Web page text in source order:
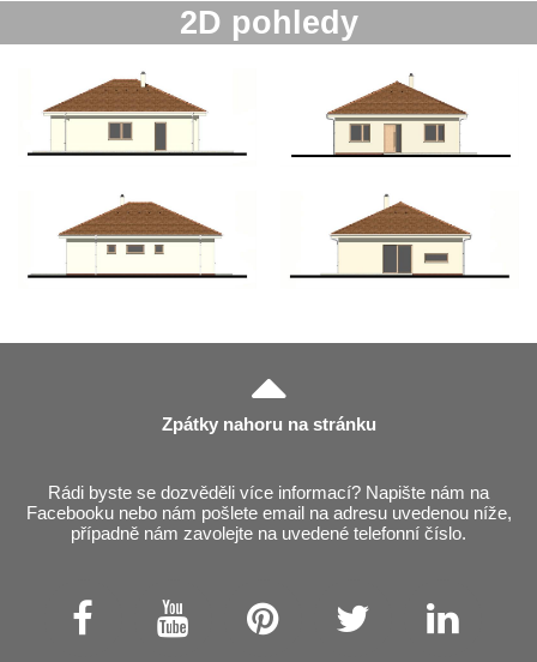
2D pohledy
Zpátky nahoru na stránku
Rádi byste se dozvěděli více informací? Napište nám na
Facebooku nebo nám pošlete email na adresu uvedenou níže,
případně nám zavolejte na uvedené telefonní číslo.